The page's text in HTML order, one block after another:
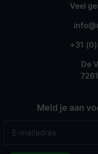
Veel
+31
De
Meld je aan